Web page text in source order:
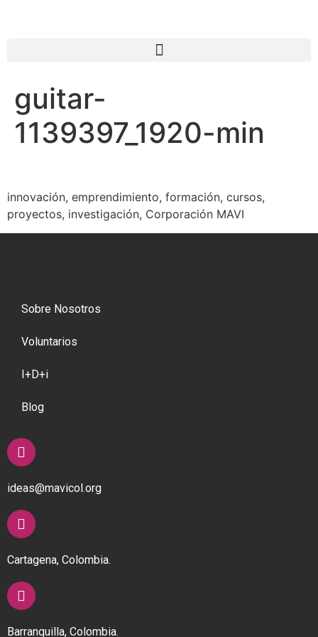
guitar-
1139397_1920-min
innovación, emprendimiento, formación, cursos,
proyectos, investigación, Corporación MAVI
Sobre Nosotros
Voluntarios
I+D+i
Blog
ideas@mavicol.org
Cartagena, Colombia.
Barranquilla, Colombia.